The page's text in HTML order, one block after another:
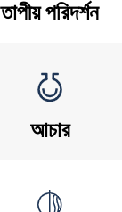
তাপীয় পরিদর্শন
আচার